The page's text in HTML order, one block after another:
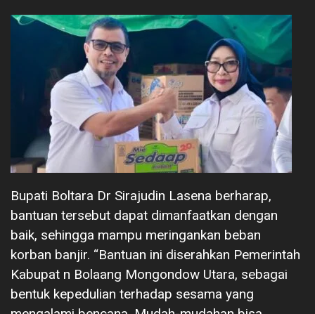
Bupati Boltara Dr Sirajudin Lasena berharap,
bantuan tersebut dapat dimanfaatkan dengan
baik, sehingga mampu meringankan beban
korban banjir. “Bantuan ini diserahkan Pemerintah
Kabupat n Bolaang Mongondow Utara, sebagai
bentuk kepedulian terhadap sesama yang